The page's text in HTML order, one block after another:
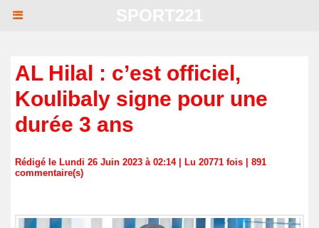
AL Hilal : c’est officiel,
Koulibaly signe pour une
durée 3 ans
Rédigé le Lundi 26 Juin 2023 à 02:14 | Lu 20771 fois | 891
commentaire(s)